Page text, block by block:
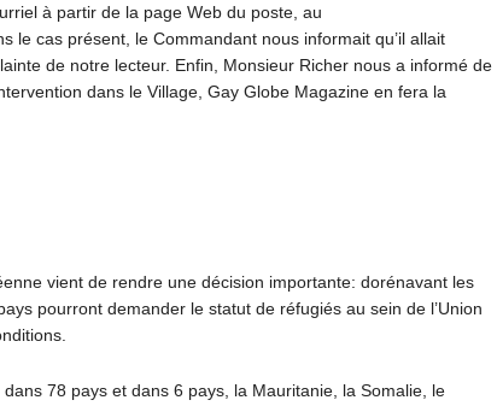
à partir de la page Web du poste, au
le cas présent, le Commandant nous informait qu’il allait
de notre lecteur. Enfin, Monsieur Richer nous a informé de
dans le Village, Gay Globe Magazine en fera la
vient de rendre une décision importante: dorénavant les
pourront demander le statut de réfugiés au sein de l’Union
78 pays et dans 6 pays, la Mauritanie, la Somalie, le